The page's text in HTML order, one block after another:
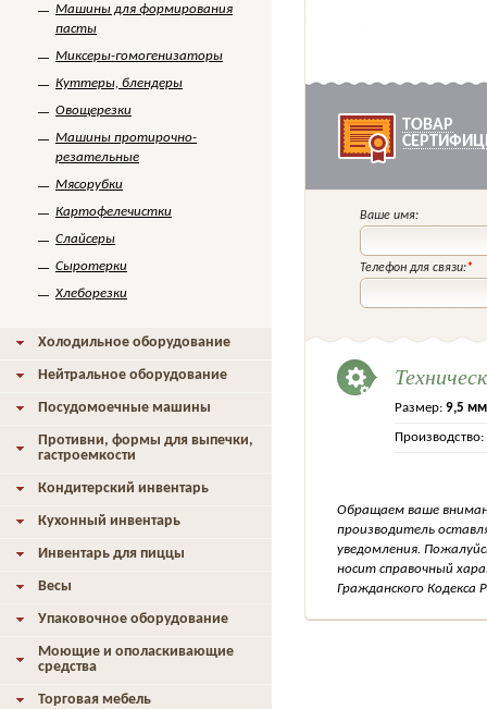
ТОВАР
Ваше имя:
Телефон для связи:*
Размер: 9,5 мм
Производство:
Обращаем ваше
производитель
уведомления.
носит справочный
Гражданского Кодекса
Машины для формирования
пасты
Миксеры-гомогенизаторы
Куттеры, блендеры
Овощерезки
Машины протирочно-
резательные
Мясорубки
Картофелечистки
Слайсеры
Сыротерки
Хлеборезки
Холодильное оборудование
Нейтральное оборудование
Посудомоечные машины
Противни, формы для выпечки,
гастроемкости
Кондитерский инвентарь
Кухонный инвентарь
Инвентарь для пиццы
Весы
Упаковочное оборудование
Моющие и ополаскивающие
средства
Торговая мебель